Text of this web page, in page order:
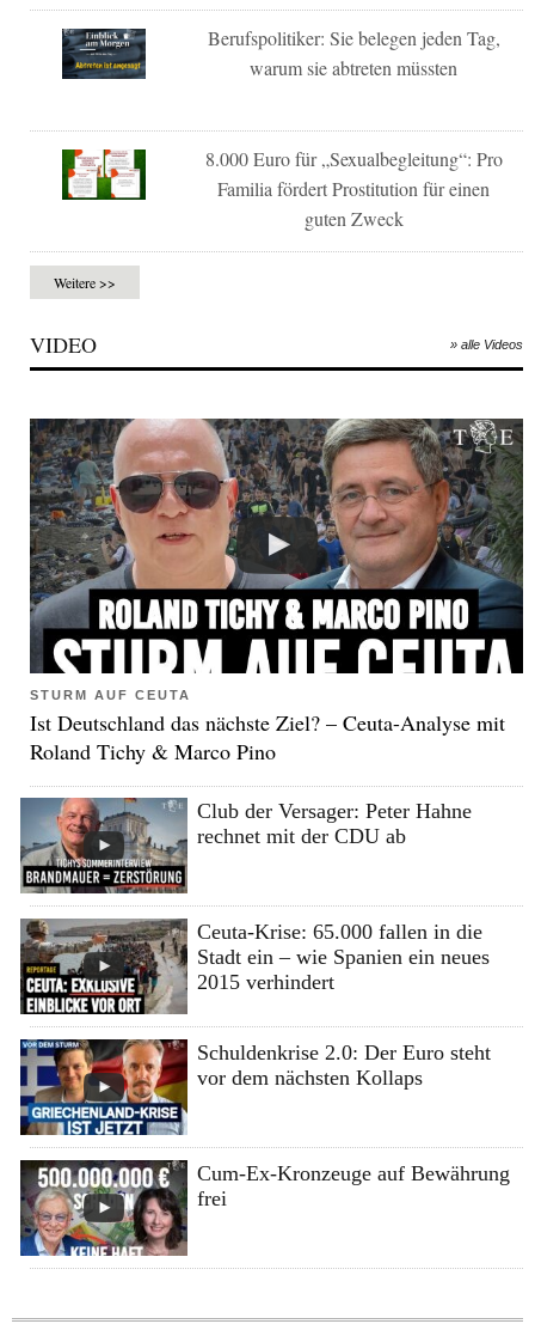
Berufspolitiker: Sie belegen jeden Tag,
warum sie abtreten müssten
8.000 Euro für „Sexualbegleitung“: Pro
Familia fördert Prostitution für einen
guten Zweck
Weitere >>
VIDEO » alle Videos
STURM AUF CEUTA
Ist Deutschland das nächste Ziel? – Ceuta-Analyse mit
Roland Tichy & Marco Pino
Club der Versager: Peter Hahne
rechnet mit der CDU ab
Ceuta-Krise: 65.000 fallen in die
Stadt ein – wie Spanien ein neues
2015 verhindert
Schuldenkrise 2.0: Der Euro steht
vor dem nächsten Kollaps
Cum-Ex-Kronzeuge auf Bewährung
frei